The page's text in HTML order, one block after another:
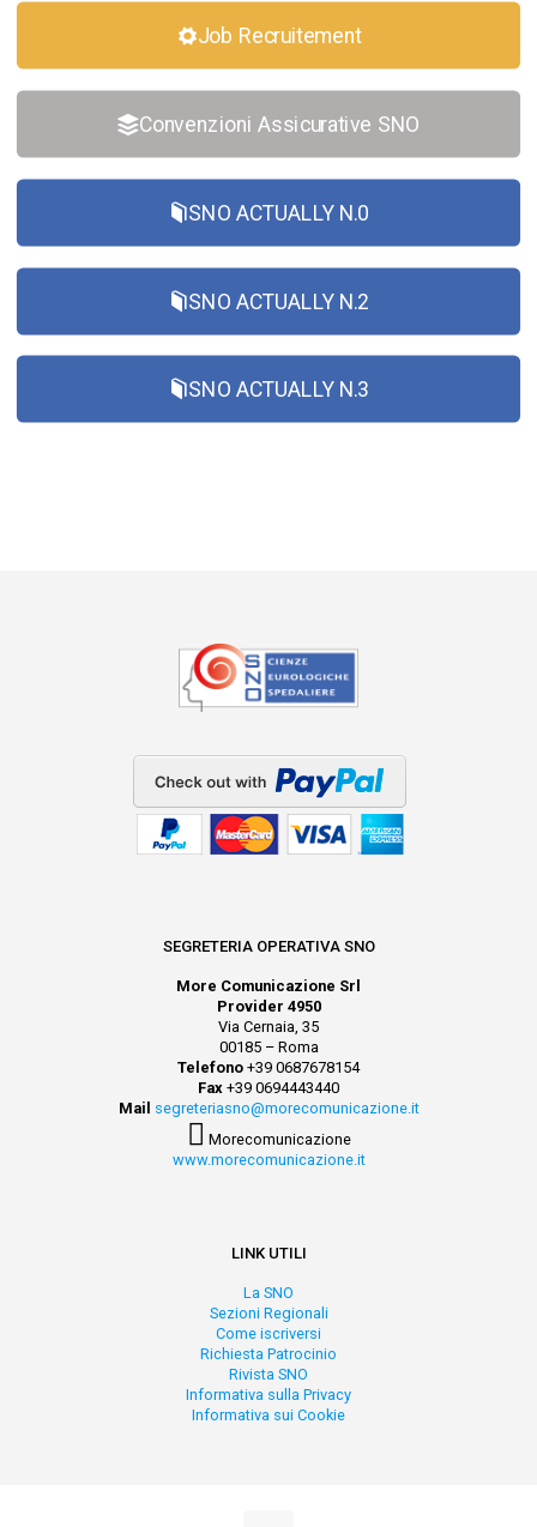
Job Recruitement
Convenzioni Assicurative SNO
SNO ACTUALLY N.0
SNO ACTUALLY N.2
SNO ACTUALLY N.3
SEGRETERIA OPERATIVA SNO
More Comunicazione Srl
Provider 4950
Via Cernaia, 35
00185 – Roma
Telefono +39 0687678154
Fax +39 0694443440
Mail segreteriasno@morecomunicazione.it
Morecomunicazione
www.morecomunicazione.it
LINK UTILI
La SNO
Sezioni Regionali
Come iscriversi
Richiesta Patrocinio
Rivista SNO
Informativa sulla Privacy
Informativa sui Cookie